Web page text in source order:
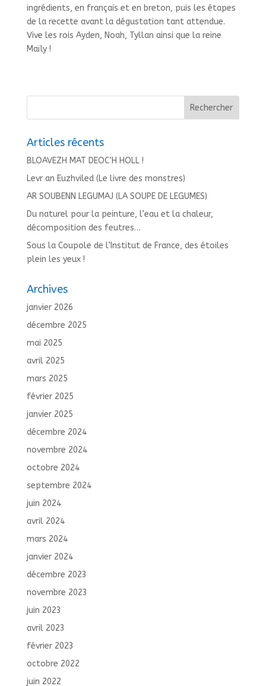
ingrédients, en français et en breton, puis les étapes
de la recette avant la dégustation tant attendue.
Vive les rois Ayden, Noah, Tyllan ainsi que la reine
Maïly !
Articles récents
BLOAVEZH MAT DEOC’H HOLL !
Levr an Euzhviled (Le livre des monstres)
AR SOUBENN LEGUMAJ (LA SOUPE DE LEGUMES)
Du naturel pour la peinture, l’eau et la chaleur,
décomposition des feutres…
Sous la Coupole de l’Institut de France, des étoiles
plein les yeux !
Archives
janvier 2026
décembre 2025
mai 2025
avril 2025
mars 2025
février 2025
janvier 2025
décembre 2024
novembre 2024
octobre 2024
septembre 2024
juin 2024
avril 2024
mars 2024
janvier 2024
décembre 2023
novembre 2023
juin 2023
avril 2023
février 2023
octobre 2022
juin 2022